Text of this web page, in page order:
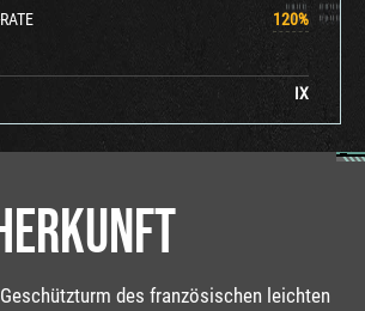
120%
IX
des französischen leichten